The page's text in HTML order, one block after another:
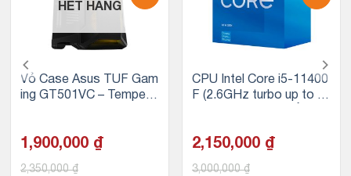
HẾT HÀNG
Vỏ Case Asus TUF Gam
ing GT501VC – Tempere
1,900,000 ₫
2,350,000₫
CPU Intel Core i5-11400
F (2.6GHz turbo up to 4.
2,150,000 ₫
3,000,000₫